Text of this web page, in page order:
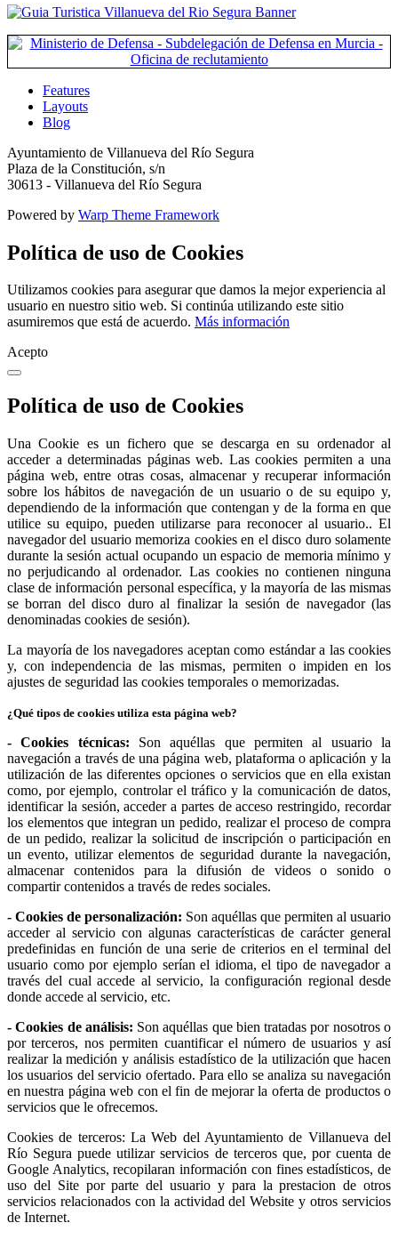
Features
Layouts
Blog
Ayuntamiento de Villanueva del Río Segura
Plaza de la Constitución, s/n
30613 - Villanueva del Río Segura
Powered by Warp Theme Framework
Política de uso de Cookies
Utilizamos cookies para asegurar que damos la mejor experiencia al
usuario en nuestro sitio web. Si continúa utilizando este sitio
asumiremos que está de acuerdo. Más información
Acepto
Política de uso de Cookies
Una Cookie es un fichero que se descarga en su ordenador al
acceder a determinadas páginas web. Las cookies permiten a una
página web, entre otras cosas, almacenar y recuperar información
sobre los hábitos de navegación de un usuario o de su equipo y,
dependiendo de la información que contengan y de la forma en que
utilice su equipo, pueden utilizarse para reconocer al usuario.. El
navegador del usuario memoriza cookies en el disco duro solamente
durante la sesión actual ocupando un espacio de memoria mínimo y
no perjudicando al ordenador. Las cookies no contienen ninguna
clase de información personal específica, y la mayoría de las mismas
se borran del disco duro al finalizar la sesión de navegador (las
denominadas cookies de sesión).
La mayoría de los navegadores aceptan como estándar a las cookies
y, con independencia de las mismas, permiten o impiden en los
ajustes de seguridad las cookies temporales o memorizadas.
¿Qué tipos de cookies utiliza esta página web?
- Cookies técnicas: Son aquéllas que permiten al usuario la
navegación a través de una página web, plataforma o aplicación y la
utilización de las diferentes opciones o servicios que en ella existan
como, por ejemplo, controlar el tráfico y la comunicación de datos,
identificar la sesión, acceder a partes de acceso restringido, recordar
los elementos que integran un pedido, realizar el proceso de compra
de un pedido, realizar la solicitud de inscripción o participación en
un evento, utilizar elementos de seguridad durante la navegación,
almacenar contenidos para la difusión de videos o sonido o
compartir contenidos a través de redes sociales.
- Cookies de personalización: Son aquéllas que permiten al usuario
acceder al servicio con algunas características de carácter general
predefinidas en función de una serie de criterios en el terminal del
usuario como por ejemplo serían el idioma, el tipo de navegador a
través del cual accede al servicio, la configuración regional desde
donde accede al servicio, etc.
- Cookies de análisis: Son aquéllas que bien tratadas por nosotros o
por terceros, nos permiten cuantificar el número de usuarios y así
realizar la medición y análisis estadístico de la utilización que hacen
los usuarios del servicio ofertado. Para ello se analiza su navegación
en nuestra página web con el fin de mejorar la oferta de productos o
servicios que le ofrecemos.
Cookies de terceros: La Web del Ayuntamiento de Villanueva del
Río Segura puede utilizar servicios de terceros que, por cuenta de
Google Analytics, recopilaran información con fines estadísticos, de
uso del Site por parte del usuario y para la prestacion de otros
servicios relacionados con la actividad del Website y otros servicios
de Internet.